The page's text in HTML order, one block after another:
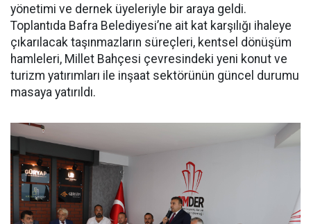
yönetimi ve dernek üyeleriyle bir araya geldi.
Toplantıda Bafra Belediyesi’ne ait kat karşılığı ihaleye
çıkarılacak taşınmazların süreçleri, kentsel dönüşüm
hamleleri, Millet Bahçesi çevresindeki yeni konut ve
turizm yatırımları ile inşaat sektörünün güncel durumu
masaya yatırıldı.